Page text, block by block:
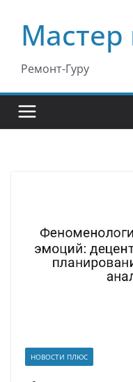
содержимому
Мастер
Ремонт-Гуру
НОВОСТИ ПЛЮС